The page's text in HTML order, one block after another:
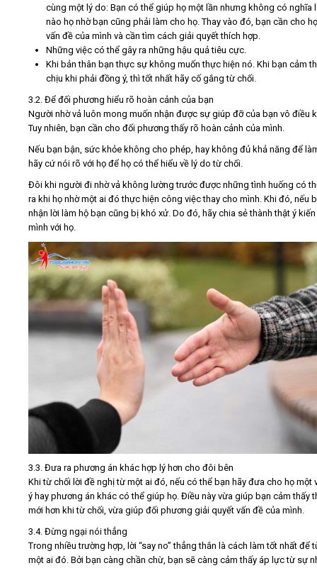
cùng một lý do: Bạn có thể giúp họ một lần nhưng không có nghĩa
nào họ nhờ bạn cũng phải làm cho họ. Thay vào đó, bạn cần cho
vấn đề của mình và cần tìm cách giải quyết thích hợp.
Những việc có thể gây ra những hậu quả tiêu cực.
Khi bản thân bạn thực sự không muốn thực hiện nó. Khi bạn cảm
chịu khi phải đồng ý, thì tốt nhất hãy cố gắng từ chối.
3.2. Để đối phương hiểu rõ hoàn cảnh của bạn
Người nhờ vả luôn mong muốn nhận được sự giúp đỡ của bạn vô điều
Tuy nhiên, bạn cần cho đối phương thấy rõ hoàn cảnh của mình.
Nếu bạn bận, sức khỏe không cho phép, hay không đủ khả năng để
hãy cứ nói rõ với họ để họ có thể hiểu về lý do từ chối.
Đôi khi người đi nhờ vả không lường trước được những tình huống có
ra khi họ nhờ một ai đó thực hiện công việc thay cho mình. Khi đó, nếu
nhận lời làm hộ bạn cũng bị khó xử. Do đó, hãy chia sẻ thành thật ý
mình với họ.
3.3. Đưa ra phương án khác hợp lý hơn cho đôi bên
Khi từ chối lời đề nghị từ một ai đó, nếu có thể bạn hãy đưa cho họ một
ý hay phương án khác có thể giúp họ. Điều này vừa giúp bạn cảm thấy
mới hơn khi từ chối, vừa giúp đối phương giải quyết vấn đề của mình.
3.4. Đừng ngại nói thẳng
Trong nhiều trường hợp, lời “say no” thẳng thắn là cách làm tốt nhất để
một ai đó. Bởi bạn càng chần chừ, bạn sẽ càng cảm thấy áp lực từ sự